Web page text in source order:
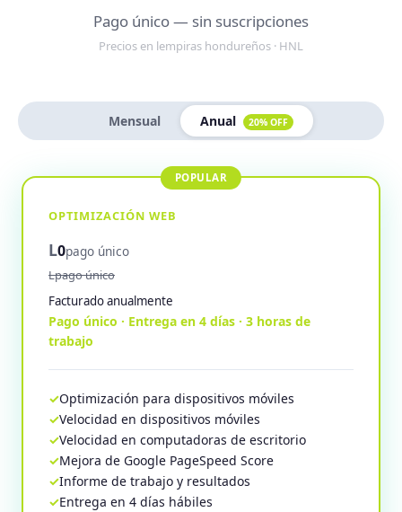
Pago único — sin suscripciones
Precios en lempiras hondureños · HNL
Mensual Anual 20% OFF
OPTIMIZACIÓN WEB
L0pago único
Lpago único
Facturado anualmente
Pago único · Entrega en 4 días · 3 horas de
trabajo
Optimización para dispositivos móviles
Velocidad en dispositivos móviles
Velocidad en computadoras de escritorio
Mejora de Google PageSpeed Score
Informe de trabajo y resultados
Entrega en 4 días hábiles